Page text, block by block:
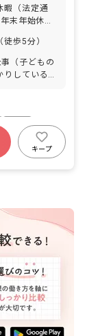
暇（法定通
末年始休暇
歩5分）
（子どもの
している子
衣類の着脱
の装着 ・
の作成
育休制度
キープ